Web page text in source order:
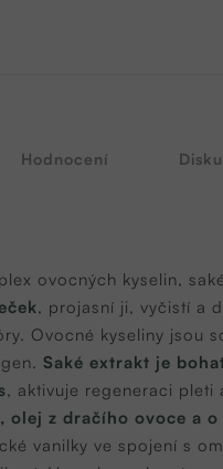
Hodnocení
ovocných kyselin,
, projasní ji, vyčistí a
Ovocné kyseliny jsou
Saké extrakt je
, aktivuje regeneraci
olej z dračího ovoce a
vanilky ve spojení s